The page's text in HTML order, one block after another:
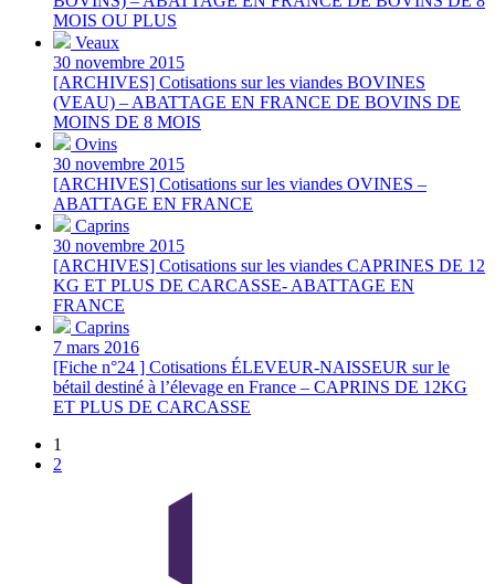
MOIS OU PLUS
Veaux
30 novembre 2015
[ARCHIVES] Cotisations sur les viandes BOVINES
(VEAU) – ABATTAGE EN FRANCE DE BOVINS DE
MOINS DE 8 MOIS
Ovins
30 novembre 2015
[ARCHIVES] Cotisations sur les viandes OVINES –
ABATTAGE EN FRANCE
Caprins
30 novembre 2015
[ARCHIVES] Cotisations sur les viandes CAPRINES DE 12
KG ET PLUS DE CARCASSE- ABATTAGE EN
FRANCE
Caprins
7 mars 2016
[Fiche n°24 ] Cotisations ÉLEVEUR-NAISSEUR sur le
bétail destiné à l’élevage en France – CAPRINS DE 12KG
ET PLUS DE CARCASSE
1
2